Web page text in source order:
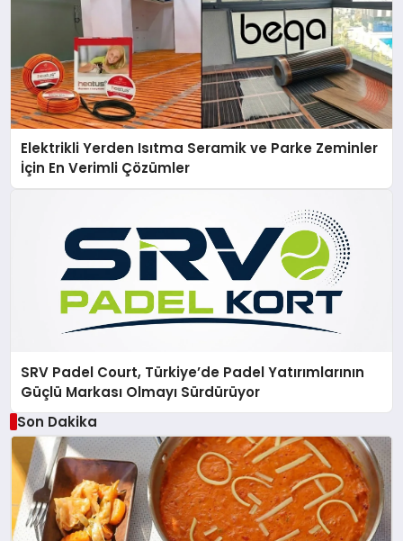
Elektrikli Yerden Isıtma Seramik ve Parke Zeminler
İçin En Verimli Çözümler
SRV Padel Court, Türkiye’de Padel Yatırımlarının
Güçlü Markası Olmayı Sürdürüyor
Son Dakika